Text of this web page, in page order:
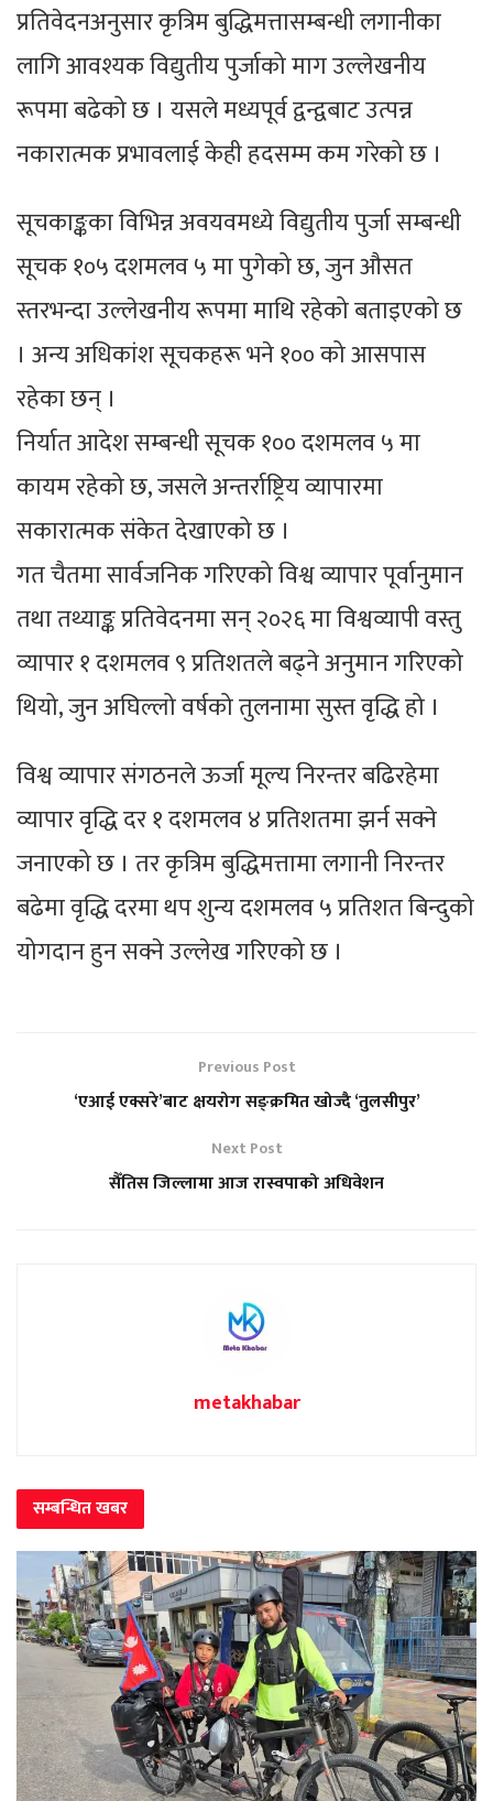
प्रतिवेदनअनुसार कृत्रिम बुद्धिमत्तासम्बन्धी लगानीका
लागि आवश्यक विद्युतीय पुर्जाको माग उल्लेखनीय
रूपमा बढेको छ । यसले मध्यपूर्व द्वन्द्वबाट उत्पन्न
नकारात्मक प्रभावलाई केही हदसम्म कम गरेको छ ।
सूचकाङ्कका विभिन्न अवयवमध्ये विद्युतीय पुर्जा सम्बन्धी
सूचक १०५ दशमलव ५ मा पुगेको छ, जुन औसत
स्तरभन्दा उल्लेखनीय रूपमा माथि रहेको बताइएको छ
। अन्य अधिकांश सूचकहरू भने १०० को आसपास
रहेका छन् ।
निर्यात आदेश सम्बन्धी सूचक १०० दशमलव ५ मा
कायम रहेको छ, जसले अन्तर्राष्ट्रिय व्यापारमा
सकारात्मक संकेत देखाएको छ ।
गत चैतमा सार्वजनिक गरिएको विश्व व्यापार पूर्वानुमान
तथा तथ्याङ्क प्रतिवेदनमा सन् २०२६ मा विश्वव्यापी वस्तु
व्यापार १ दशमलव ९ प्रतिशतले बढ्ने अनुमान गरिएको
थियो, जुन अघिल्लो वर्षको तुलनामा सुस्त वृद्धि हो ।
विश्व व्यापार संगठनले ऊर्जा मूल्य निरन्तर बढिरहेमा
व्यापार वृद्धि दर १ दशमलव ४ प्रतिशतमा झर्न सक्ने
जनाएको छ । तर कृत्रिम बुद्धिमत्तामा लगानी निरन्तर
बढेमा वृद्धि दरमा थप शुन्य दशमलव ५ प्रतिशत बिन्दुको
योगदान हुन सक्ने उल्लेख गरिएको छ ।
Previous Post
‘एआई एक्सरे’बाट क्षयरोग सङ्क्रमित खोज्दै ‘तुलसीपुर’
Next Post
सैँतिस जिल्लामा आज रास्वपाको अधिवेशन
metakhabar
सम्बन्धितखबर